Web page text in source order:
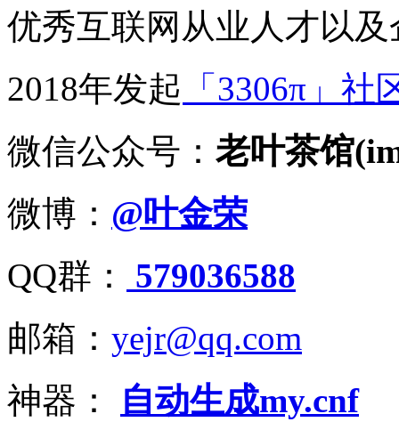
优秀互联网从业人才以
2018年发起 「3306π」社
微信公众号： 老叶茶馆
微博： @叶金荣
QQ群：
579036588
邮箱： yejr@qq.com
神器：
自动生成my.cnf